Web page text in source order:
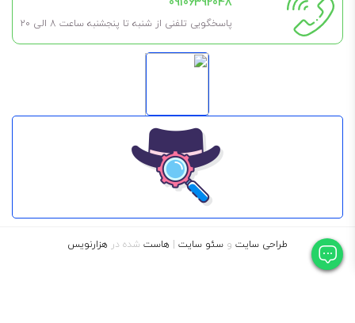
پاسخگویی تلفنی از شنبه تا پنجشنبه ساعت 8 الی ۲۰
طراحی سایت و سئو سایت | هاست شده در هزارنویس